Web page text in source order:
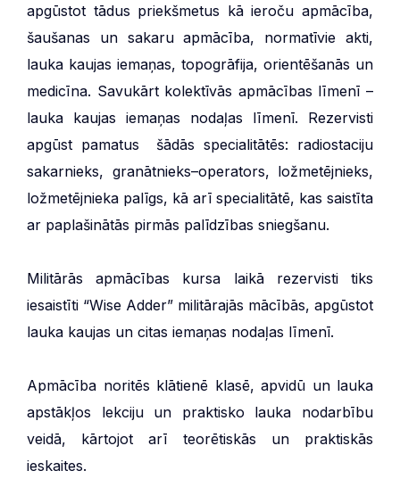
apgūstot tādus priekšmetus kā ieroču apmācība,
šaušanas un sakaru apmācība, normatīvie akti,
lauka kaujas iemaņas, topogrāfija, orientēšanās un
medicīna. Savukārt kolektīvās apmācības līmenī –
lauka kaujas iemaņas nodaļas līmenī. Rezervisti
apgūst pamatus šādās specialitātēs: radiostaciju
sakarnieks, granātnieks–operators, ložmetējnieks,
ložmetējnieka palīgs, kā arī specialitātē, kas saistīta
ar paplašinātās pirmās palīdzības sniegšanu.
Militārās apmācības kursa laikā rezervisti tiks
iesaistīti “Wise Adder” militārajās mācībās, apgūstot
lauka kaujas un citas iemaņas nodaļas līmenī.
Apmācība noritēs klātienē klasē, apvidū un lauka
apstākļos lekciju un praktisko lauka nodarbību
veidā, kārtojot arī teorētiskās un praktiskās
ieskaites.